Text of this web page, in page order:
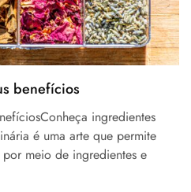
benefícios
ingredientes
é uma arte que permite
meio de ingredientes e